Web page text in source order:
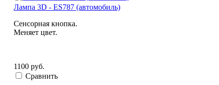
Лампа 3D - ES787 (автомобиль)
Сенсорная кнопка.
Меняет цвет.
1100 руб.
Сравнить